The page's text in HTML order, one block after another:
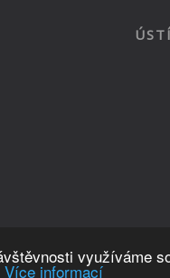
využíváme
Více informací